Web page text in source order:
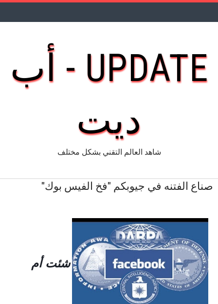
UPDATE - أب
ديت
شاهد العالم التقني بشكل مختلف
صناع الفتنه في جيوبكم "فخ الفيس بوك"
شئت أم